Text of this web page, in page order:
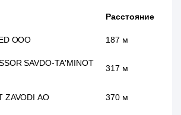
Расстояние
ООО 187 м
SAVDO-TA'MINOT
317 м
ZAVODI АО 370 м